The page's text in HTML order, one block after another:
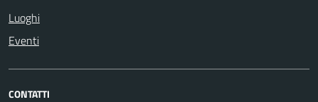
Luoghi
Eventi
CONTATTI